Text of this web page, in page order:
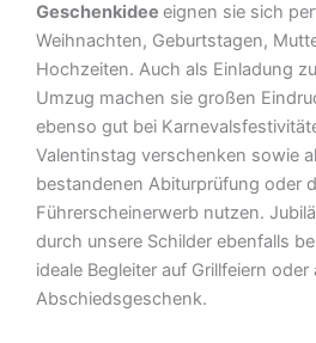
Geschenkidee eignen sie sich
Weihnachten, Geburtstagen,
Hochzeiten. Auch als Einladung
Umzug machen sie großen
ebenso gut bei
Valentinstag verschenken sowie
bestandenen Abiturprüfung oder
Führerscheinerwerb nutzen.
durch unsere Schilder ebenfalls
ideale Begleiter auf Grillfeiern oder
Abschiedsgeschenk.